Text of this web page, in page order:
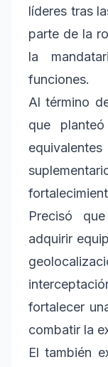
líderes tras
parte de la
la
funciones.
Al término
que
Precisó
adquirir
fortalecer
combatir la
El también